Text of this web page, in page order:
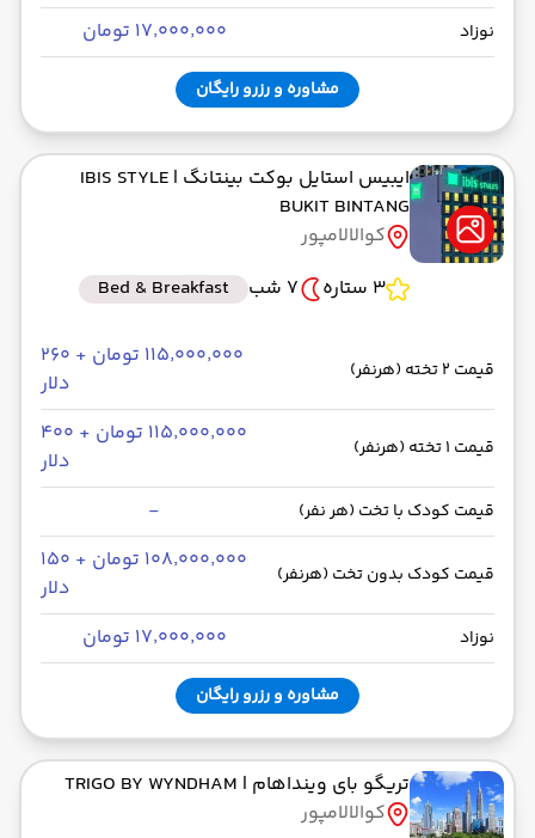
نوزاد ۱۷٬۰۰۰٬۰۰۰ تومان
مشاوره و رزرو رایگان
ایبیس استایل بوکت بینتانگ | IBIS STYLE
BUKIT BINTANG
کوالالامپور
3 ستاره
7 شب Bed & Breakfast
قیمت 2 تخته (هرنفر)
۱۱۵٬۰۰۰٬۰۰۰ تومان + ۲۶۰
دلار
قیمت 1 تخته (هرنفر)
۱۱۵٬۰۰۰٬۰۰۰ تومان + ۴۰۰
دلار
قیمت کودک با تخت (هر نفر) -
قیمت کودک بدون تخت (هرنفر)
۱۰۸٬۰۰۰٬۰۰۰ تومان + ۱۵۰
دلار
نوزاد ۱۷٬۰۰۰٬۰۰۰ تومان
مشاوره و رزرو رایگان
تریگو بای وینداهام | TRIGO BY WYNDHAM
کوالالامپور